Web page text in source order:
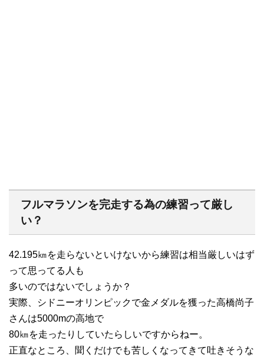
フルマラソンを完走する為の練習って厳し
い？
42.195㎞を走らないといけないから練習は相当厳しいはず
って思ってる人も
多いのではないでしょうか？
実際、シドニーオリンピックで金メダルを獲った高橋尚子
さんは5000mの高地で
80㎞を走ったりしていたらしいですからねー。
正直なところ、聞くだけでも苦しくなってきて吐きそうな